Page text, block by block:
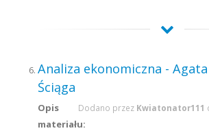
Analiza ekonomiczna -
Ściąga
Dodano przez Kwiatonator111
Opis
materiału: